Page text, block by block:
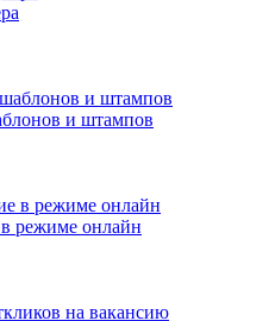
и штампов
режиме онлайн